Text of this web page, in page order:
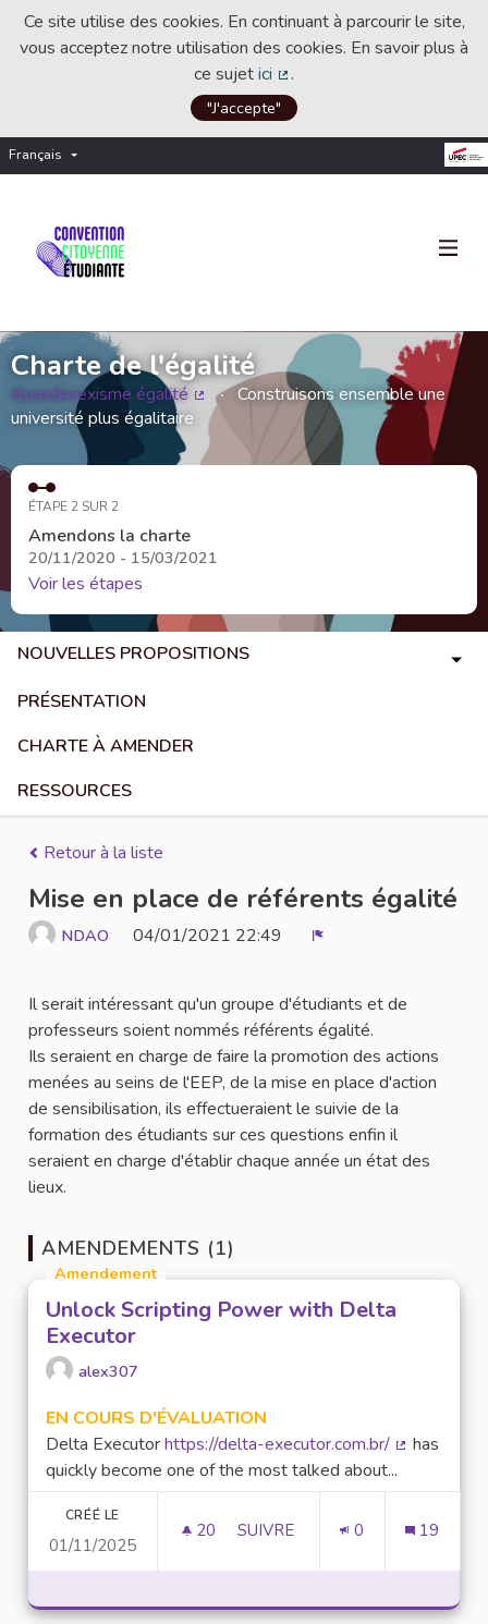
Ce site utilise des cookies. En continuant à parcourir le site,
vous acceptez notre utilisation des cookies. En savoir plus à
ce sujetici
(Lien externe)
.
"J'accepte"
Français Choisir la langue
Charte de l'égalité
#pasdesexisme égalité
(Lien externe)
Construisons ensemble une
université plus égalitaire
ÉTAPE 2 SUR 2
Amendons la charte
20/11/2020 - 15/03/2021
Voir les étapes
NOUVELLES PROPOSITIONS
PRÉSENTATION
CHARTE À AMENDER
RESSOURCES
Retour à la liste
Mise en place de référents égalité
NDAO 04/01/2021 22:49
Il serait intéressant qu'un groupe d'étudiants et de
professeurs soient nommés référents égalité.
Ils seraient en charge de faire la promotion des actions
menées au seins de l'EEP, de la mise en place d'action
de sensibilisation, ils effectueraient le suivie de la
formation des étudiants sur ces questions enfin il
seraient en charge d'établir chaque année un état des
lieux.
AMENDEMENTS (1)
Amendement
Unlock Scripting Power with Delta
Executor
alex307
EN COURS D'ÉVALUATION
Delta Executorhttps://delta-executor.com.br/
has
quickly become one of the most talked about...
CRÉÉ LE
01/11/2025
20 20 ABONNÉS
SUIVRE 0 19